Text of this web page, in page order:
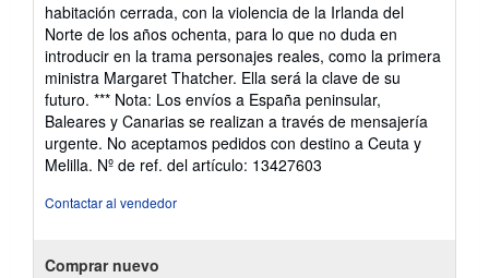
habitación cerrada, con la violencia de la Irlanda del
Norte de los años ochenta, para lo que no duda en
introducir en la trama personajes reales, como la primera
ministra Margaret Thatcher. Ella será la clave de su
futuro. *** Nota: Los envíos a España peninsular,
Baleares y Canarias se realizan a través de mensajería
urgente. No aceptamos pedidos con destino a Ceuta y
Melilla. Nº de ref. del artículo: 13427603
Contactar al vendedor
Comprar nuevo